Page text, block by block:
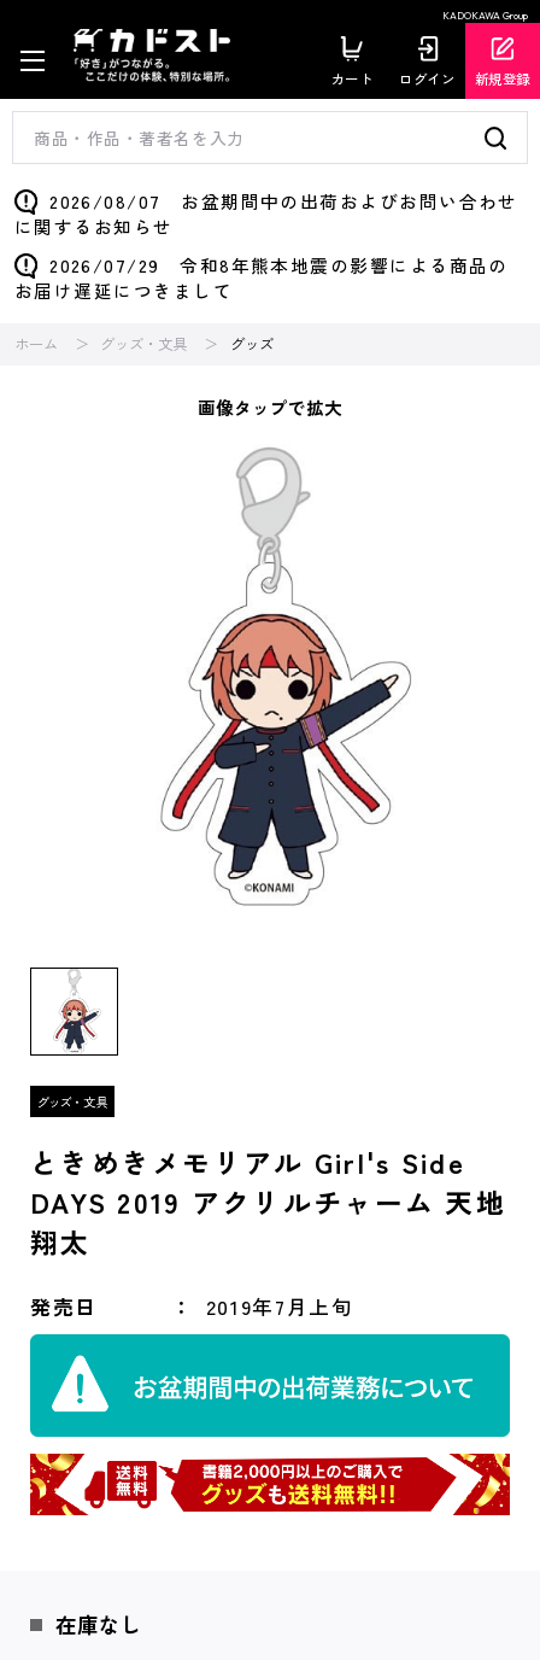
KADOKAWA Group
カート ログイン 新規登録
2026/08/07 お盆期間中の出荷およびお問い合わせ
に関するお知らせ
2026/07/29 令和8年熊本地震の影響による商品の
お届け遅延につきまして
ホーム グッズ・文具 グッズ
画像タップで拡大
ときめきメモリアル Girl's Side
DAYS 2019 アクリルチャーム 天地
翔太
発売日 2019年7月上旬
在庫なし